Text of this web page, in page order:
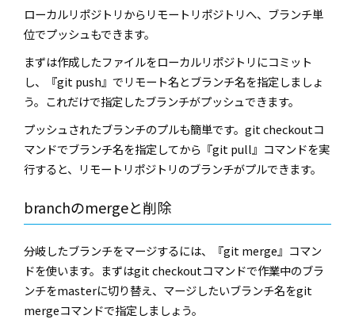
ローカルリポジトリからリモートリポジトリへ、ブランチ単
位でプッシュもできます。
まずは作成したファイルをローカルリポジトリにコミット
し、『git push』でリモート名とブランチ名を指定しましょ
う。これだけで指定したブランチがプッシュできます。
プッシュされたブランチのプルも簡単です。 git checkoutコ
マンドでブランチ名を指定してから『git pull』コマンドを実
行すると、リモートリポジトリのブランチがプルできます。
branchのmergeと削除
分岐したブランチをマージするには、『git merge』コマン
ドを使います。まずはgit checkoutコマンドで作業中のブラ
ンチをmasterに切り替え、マージしたいブランチ名をgit
mergeコマンドで指定しましょう。